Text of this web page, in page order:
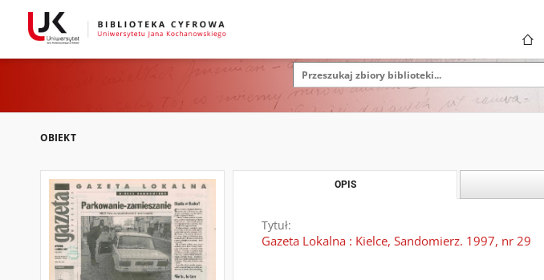
OBIEKT
OPIS
Tytuł:
Gazeta Lokalna : Kielce, Sandomierz. 1997, nr 29